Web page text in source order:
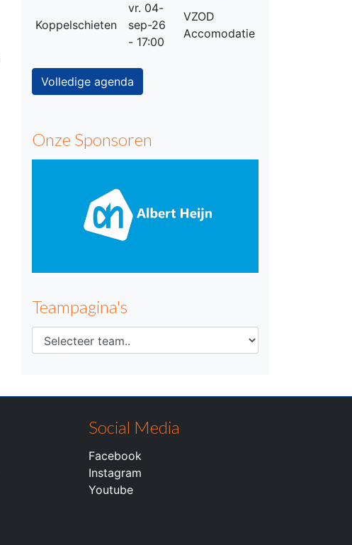
Koppelschieten
vr. 04-
sep-26
- 17:00
VZOD
Accomodatie
Volledige agenda
Onze Sponsoren
Teampagina's
Social Media
Facebook
Instagram
Youtube